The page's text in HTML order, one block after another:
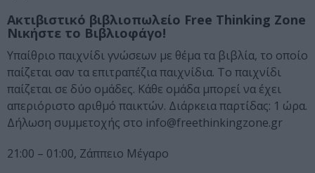
Aκτιβιστικό βιβλιοπωλείο Free Thinking Zone
Νικήστε το Bιβλιοφάγο!
Υπαίθριο παιχνίδι γνώσεων με θέμα τα βιβλία, το οποίο
παίζεται σαν τα επιτραπέζια παιχνίδια. Το παιχνίδι
παίζεται σε δύο ομάδες. Κάθε ομάδα μπορεί να έχει
απεριόριστο αριθμό παικτών. Διάρκεια παρτίδας: 1 ώρα.
Δήλωση συμμετοχής στο info@freethinkingzone.gr
21:00 – 01:00, Ζάππειο Μέγαρο